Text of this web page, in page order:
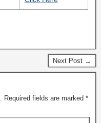
Next Post →
Required fields are marked *